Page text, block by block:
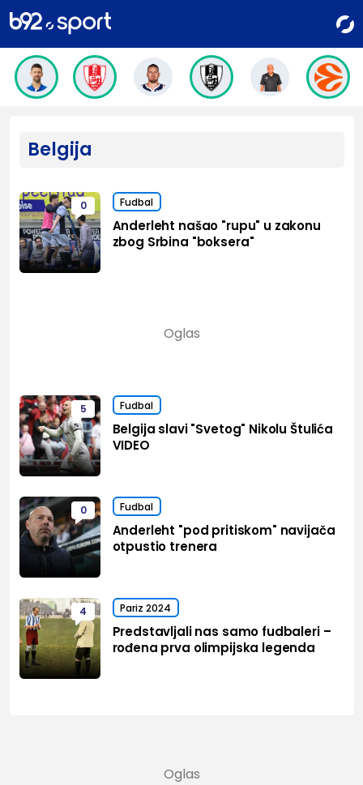
Belgija
0 Fudbal
Anderleht našao "rupu" u zakonu
zbog Srbina "boksera"
5 Fudbal
Belgija slavi "Svetog" Nikolu Štulića
VIDEO
0 Fudbal
Anderleht "pod pritiskom" navijača
otpustio trenera
4 Pariz 2024
Predstavljali nas samo fudbaleri –
rođena prva olimpijska legenda